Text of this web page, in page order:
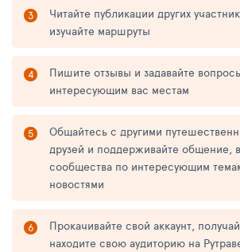
Читайте публикации других
изучайте маршруты
Пишите отзывы и задавайте
интересующим вас местам
Общайтесь с другими
друзей и поддерживайте общение,
сообщества по интересующим
новостями
Прокачивайте свой аккаунт,
находите свою аудиторию на